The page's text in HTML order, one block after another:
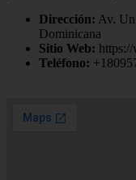
Dirección: Av.
Dominicana
Sitio Web:
Teléfono: